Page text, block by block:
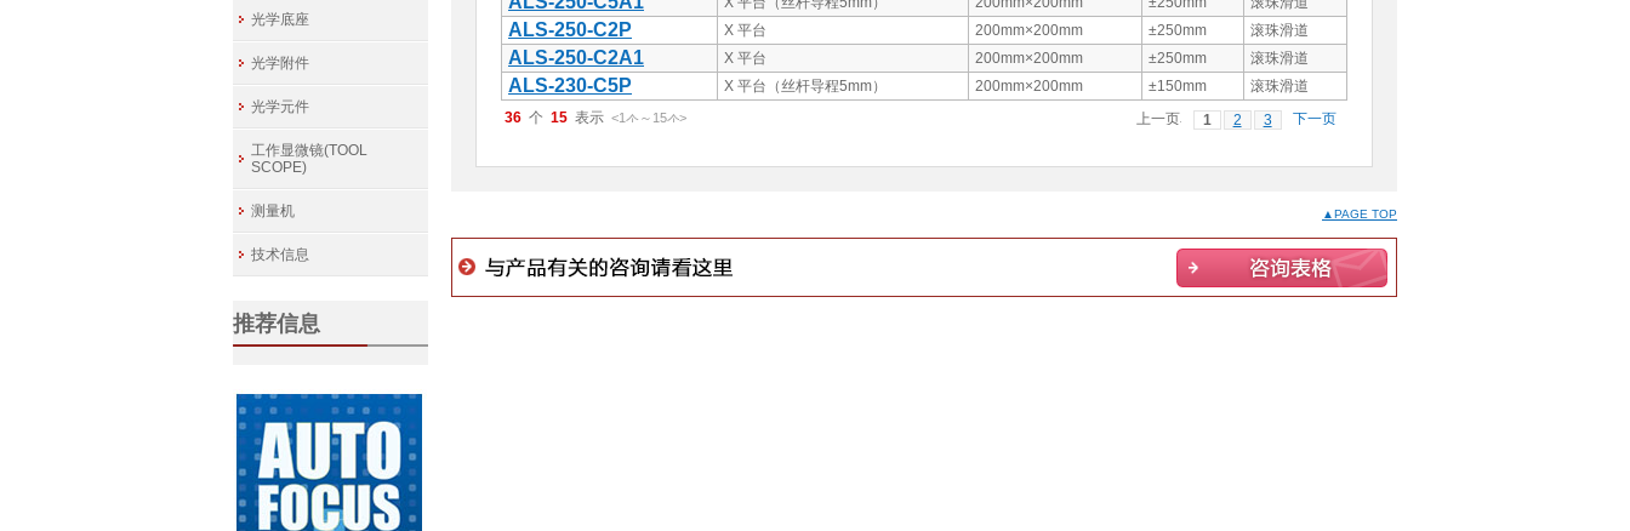
ALS-250-C2P X 平台 200mm×200mm ±250mm 滚珠滑道
ALS-250-C2A1 X 平台 200mm×200mm ±250mm 滚珠滑道
ALS-230-C5P X 平台（丝杆导程5mm） 200mm×200mm ±150mm
滚珠滑道
36
15 <1件 ～ 15件>
前のペ
1 2 3
次のペ
▲PAGE TOP
光学底座
光学附件
光学元件
工作显微镜(TOOL
SCOPE)
测量机
技术信息
推荐信息